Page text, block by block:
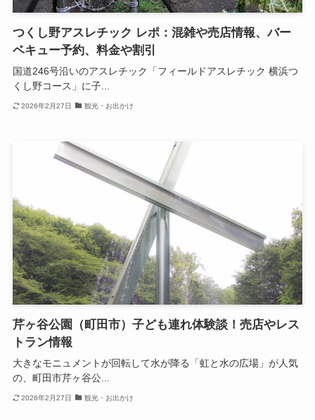
つくし野アスレチック レポ：混雑や売店情報、バー
ベキュー予約、料金や割引
国道246号沿いのアスレチック「フィールドアスレチック 横浜つ
くし野コース」に子...
2026年2月27日 観光・お出かけ
芹ヶ谷公園（町田市）子ども連れ体験談！売店やレス
トラン情報
大きなモニュメントが回転して水が降る「虹と水の広場」が人気
の、町田市芹ヶ谷公...
2026年2月27日 観光・お出かけ